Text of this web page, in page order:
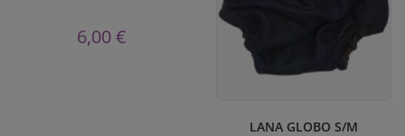
6,00 €
LANA GLOBO S/M